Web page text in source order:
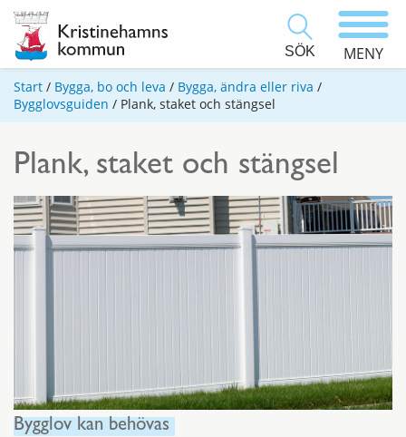
SÖK MENY
Start / Bygga, bo och leva / Bygga, ändra eller riva /
Bygglovsguiden / Plank, staket och stängsel
Plank, staket och stängsel
Bygglov kan behövas